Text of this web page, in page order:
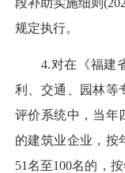
规定执行。
4.对在《福建省
利、交通、园林等
评价系统中，当年
的建筑业企业，按
51名至100名的，